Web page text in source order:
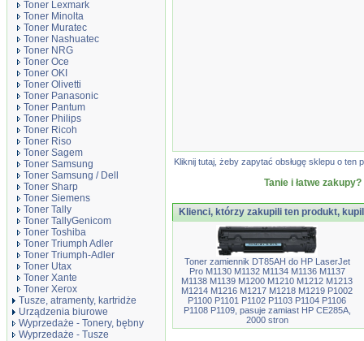
Toner Lexmark
Toner Minolta
Toner Muratec
Toner Nashuatec
Toner NRG
Toner Oce
Toner OKI
Toner Olivetti
Toner Panasonic
Toner Pantum
Toner Philips
Toner Ricoh
Toner Riso
Toner Sagem
Toner Samsung
Toner Samsung / Dell
Toner Sharp
Toner Siemens
Toner Tally
Toner TallyGenicom
Toner Toshiba
Toner Triumph Adler
Toner Triumph-Adler
Toner Utax
Toner Xante
Toner Xerox
Tusze, atramenty, kartridże
Urządzenia biurowe
Wyprzedaże - Tonery, bębny
Wyprzedaże - Tusze
Kliknij tutaj, żeby zapytać obsługę sklepu o
Tanie i łatwe
Klienci, którzy zakupili ten produkt,
Toner zamiennik DT85AH do HP LaserJet
Pro M1130 M1132 M1134 M1136 M1137
M1138 M1139 M1200 M1210 M1212 M1213
M1214 M1216 M1217 M1218 M1219 P1002
P1100 P1101 P1102 P1103 P1104 P1106
P1108 P1109, pasuje zamiast HP CE285A,
2000 stron